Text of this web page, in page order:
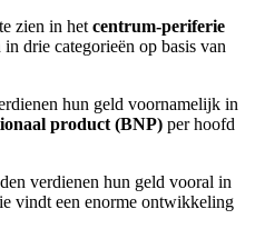
zien in het centrum-periferie
drie categorieën op basis van
hun geld voornamelijk in
product (BNP) per hoofd
verdienen hun geld vooral in
vindt een enorme ontwikkeling